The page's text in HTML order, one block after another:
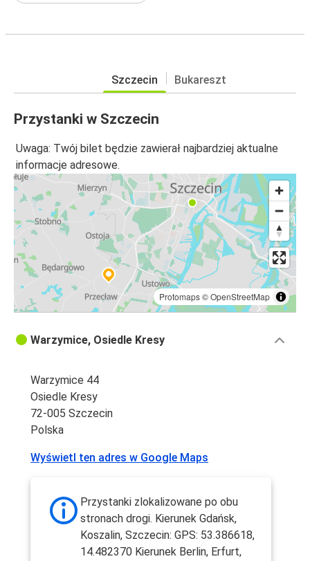
Szczecin Bukareszt
Przystanki w Szczecin
Uwaga: Twój bilet będzie zawierał najbardziej aktualne
informacje adresowe.
Protomaps©OpenStreetMap
Warzymice, Osiedle Kresy
Warzymice 44
Osiedle Kresy
72-005 Szczecin
Polska
Wyświetl ten adres w Google Maps
Przystanki zlokalizowane po obu
stronach drogi. Kierunek Gdańsk,
Koszalin, Szczecin: GPS: 53.386618,
14.482370 Kierunek Berlin, Erfurt,